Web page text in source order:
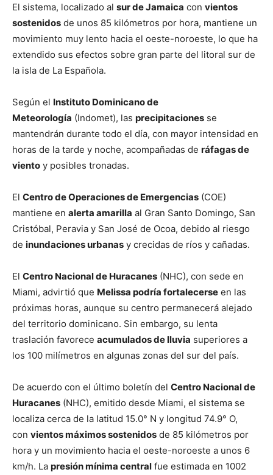
El sistema, localizado al sur de Jamaica con vientos
sostenidos de unos 85 kilómetros por hora, mantiene un
movimiento muy lento hacia el oeste-noroeste, lo que ha
extendido sus efectos sobre gran parte del litoral sur de
la isla de La Española.
Según el Instituto Dominicano de
Meteorología (Indomet), las precipitaciones se
mantendrán durante todo el día, con mayor intensidad en
horas de la tarde y noche, acompañadas de ráfagas de
viento y posibles tronadas.
El Centro de Operaciones de Emergencias (COE)
mantiene en alerta amarilla al Gran Santo Domingo, San
Cristóbal, Peravia y San José de Ocoa, debido al riesgo
de inundaciones urbanas y crecidas de ríos y cañadas.
El Centro Nacional de Huracanes (NHC), con sede en
Miami, advirtió que Melissa podría fortalecerse en las
próximas horas, aunque su centro permanecerá alejado
del territorio dominicano. Sin embargo, su lenta
traslación favorece acumulados de lluvia superiores a
los 100 milímetros en algunas zonas del sur del país.
De acuerdo con el último boletín del Centro Nacional de
Huracanes (NHC), emitido desde Miami, el sistema se
localiza cerca de la latitud 15.0° N y longitud 74.9° O,
con vientos máximos sostenidos de 85 kilómetros por
hora y un movimiento hacia el oeste-noroeste a unos 6
km/h. La presión mínima central fue estimada en 1002